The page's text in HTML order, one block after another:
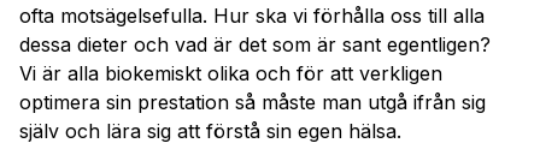
ofta motsägelsefulla. Hur ska vi förhålla oss till alla
dessa dieter och vad är det som är sant egentligen?
Vi är alla biokemiskt olika och för att verkligen
optimera sin prestation så måste man utgå ifrån sig
själv och lära sig att förstå sin egen hälsa.